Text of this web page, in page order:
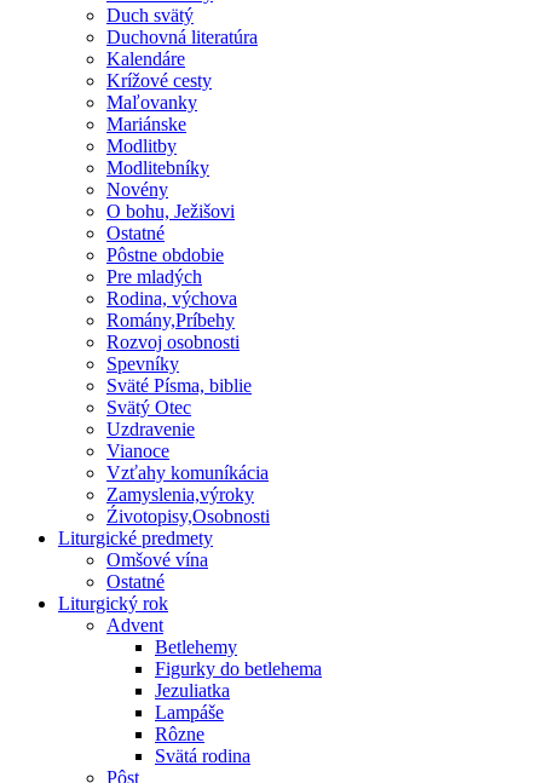
Duch svätý
Duchovná literatúra
Kalendáre
Krížové cesty
Maľovanky
Mariánske
Modlitby
Modlitebníky
Novény
O bohu, Ježišovi
Ostatné
Pôstne obdobie
Pre mladých
Rodina, výchova
Romány,Príbehy
Rozvoj osobnosti
Spevníky
Sväté Písma, biblie
Svätý Otec
Uzdravenie
Vianoce
Vzťahy komuníkácia
Zamyslenia,výroky
Źivotopisy,Osobnosti
Liturgické predmety
Omšové vína
Ostatné
Liturgický rok
Advent
Betlehemy
Figurky do betlehema
Jezuliatka
Lampáše
Rôzne
Svätá rodina
Pôst